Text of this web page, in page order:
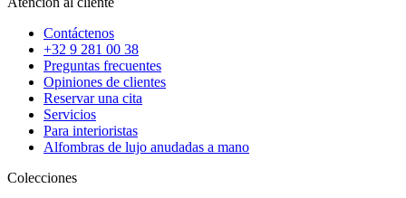
Contáctenos
+32 9 281 00 38
Preguntas frecuentes
Opiniones de clientes
Reservar una cita
Servicios
Para interioristas
Alfombras de lujo anudadas a mano
Colecciones